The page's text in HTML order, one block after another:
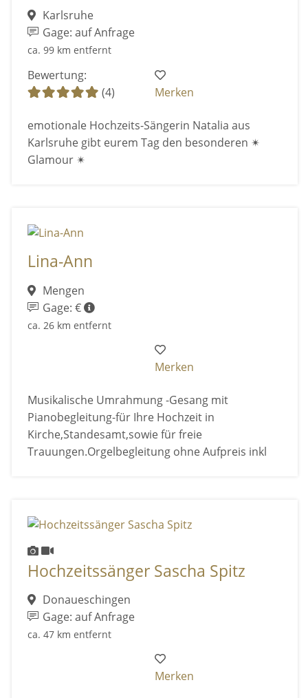
Karlsruhe
Gage: auf Anfrage
ca. 99 km entfernt
Bewertung:
(4)
Merken
emotionale Hochzeits-Sängerin Natalia aus
Karlsruhe gibt eurem Tag den besonderen ✴
Glamour ✴
Lina-Ann
Mengen
Gage: €
ca. 26 km entfernt
Merken
Musikalische Umrahmung -Gesang mit
Pianobegleitung-für Ihre Hochzeit in
Kirche,Standesamt,sowie für freie
Trauungen.Orgelbegleitung ohne Aufpreis inkl
Hochzeitssänger Sascha Spitz
Donaueschingen
Gage: auf Anfrage
ca. 47 km entfernt
Merken